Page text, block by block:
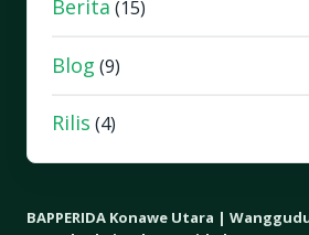
Berita (15)
Blog (9)
Rilis (4)